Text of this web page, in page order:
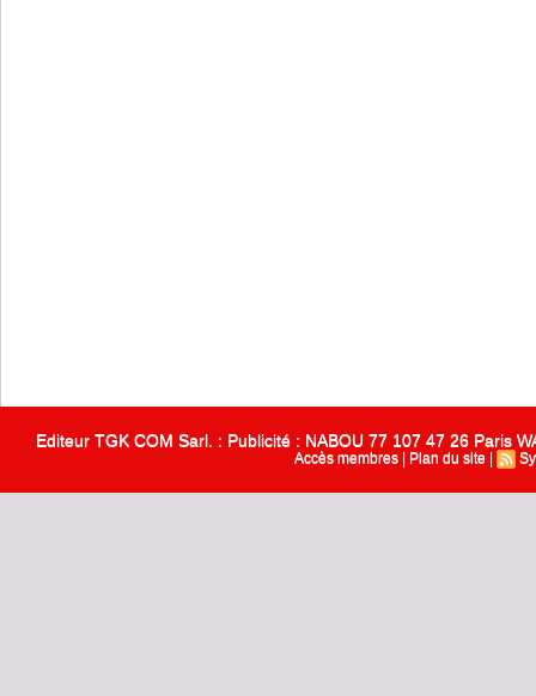
Editeur TGK COM Sarl. : Publicité : NABOU 77 107 47 26 Paris
Accès membres Plan du site